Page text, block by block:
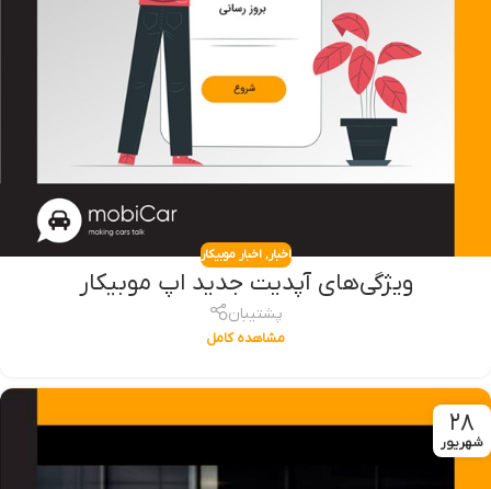
اخبار,اخبار موبیکار
ویژگی‌های آپدیت جدید اپ موبیکار
پشتیبان
مشاهده کامل
۲۸
شهریور